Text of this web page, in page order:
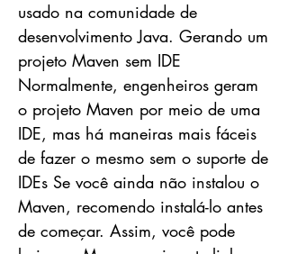
usado na comunidade de
desenvolvimento Java. Gerando um
projeto Maven sem IDE
Normalmente, engenheiros geram
o projeto Maven por meio de uma
IDE, mas há maneiras mais fáceis
de fazer o mesmo sem o suporte de
IDEs Se você ainda não instalou o
Maven, recomendo instalá-lo antes
de começar. Assim, você pode